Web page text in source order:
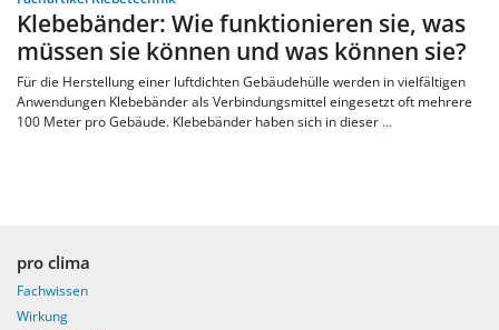
Klebebänder: Wie funktionieren sie, was
müssen sie können und was können sie?
Für die Herstellung einer luftdichten Gebäudehülle werden in vielfältigen
Anwendungen Klebebänder als Verbindungsmittel eingesetzt oft mehrere
100 Meter pro Gebäude. Klebebänder haben sich in dieser …
pro clima
Fachwissen
Wirkung